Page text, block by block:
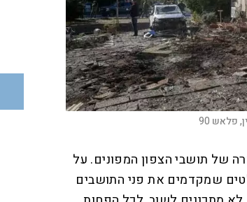
פלאש 90
מועד החזרה של תושבי הצפון המפונים. על
שמקדמים את פני התושבים